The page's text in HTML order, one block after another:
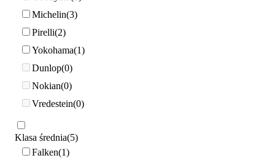
Michelin 3
Pirelli 2
Yokohama 1
Dunlop 0
Nokian 0
Vredestein 0
Klasa średnia 5
Falken 1